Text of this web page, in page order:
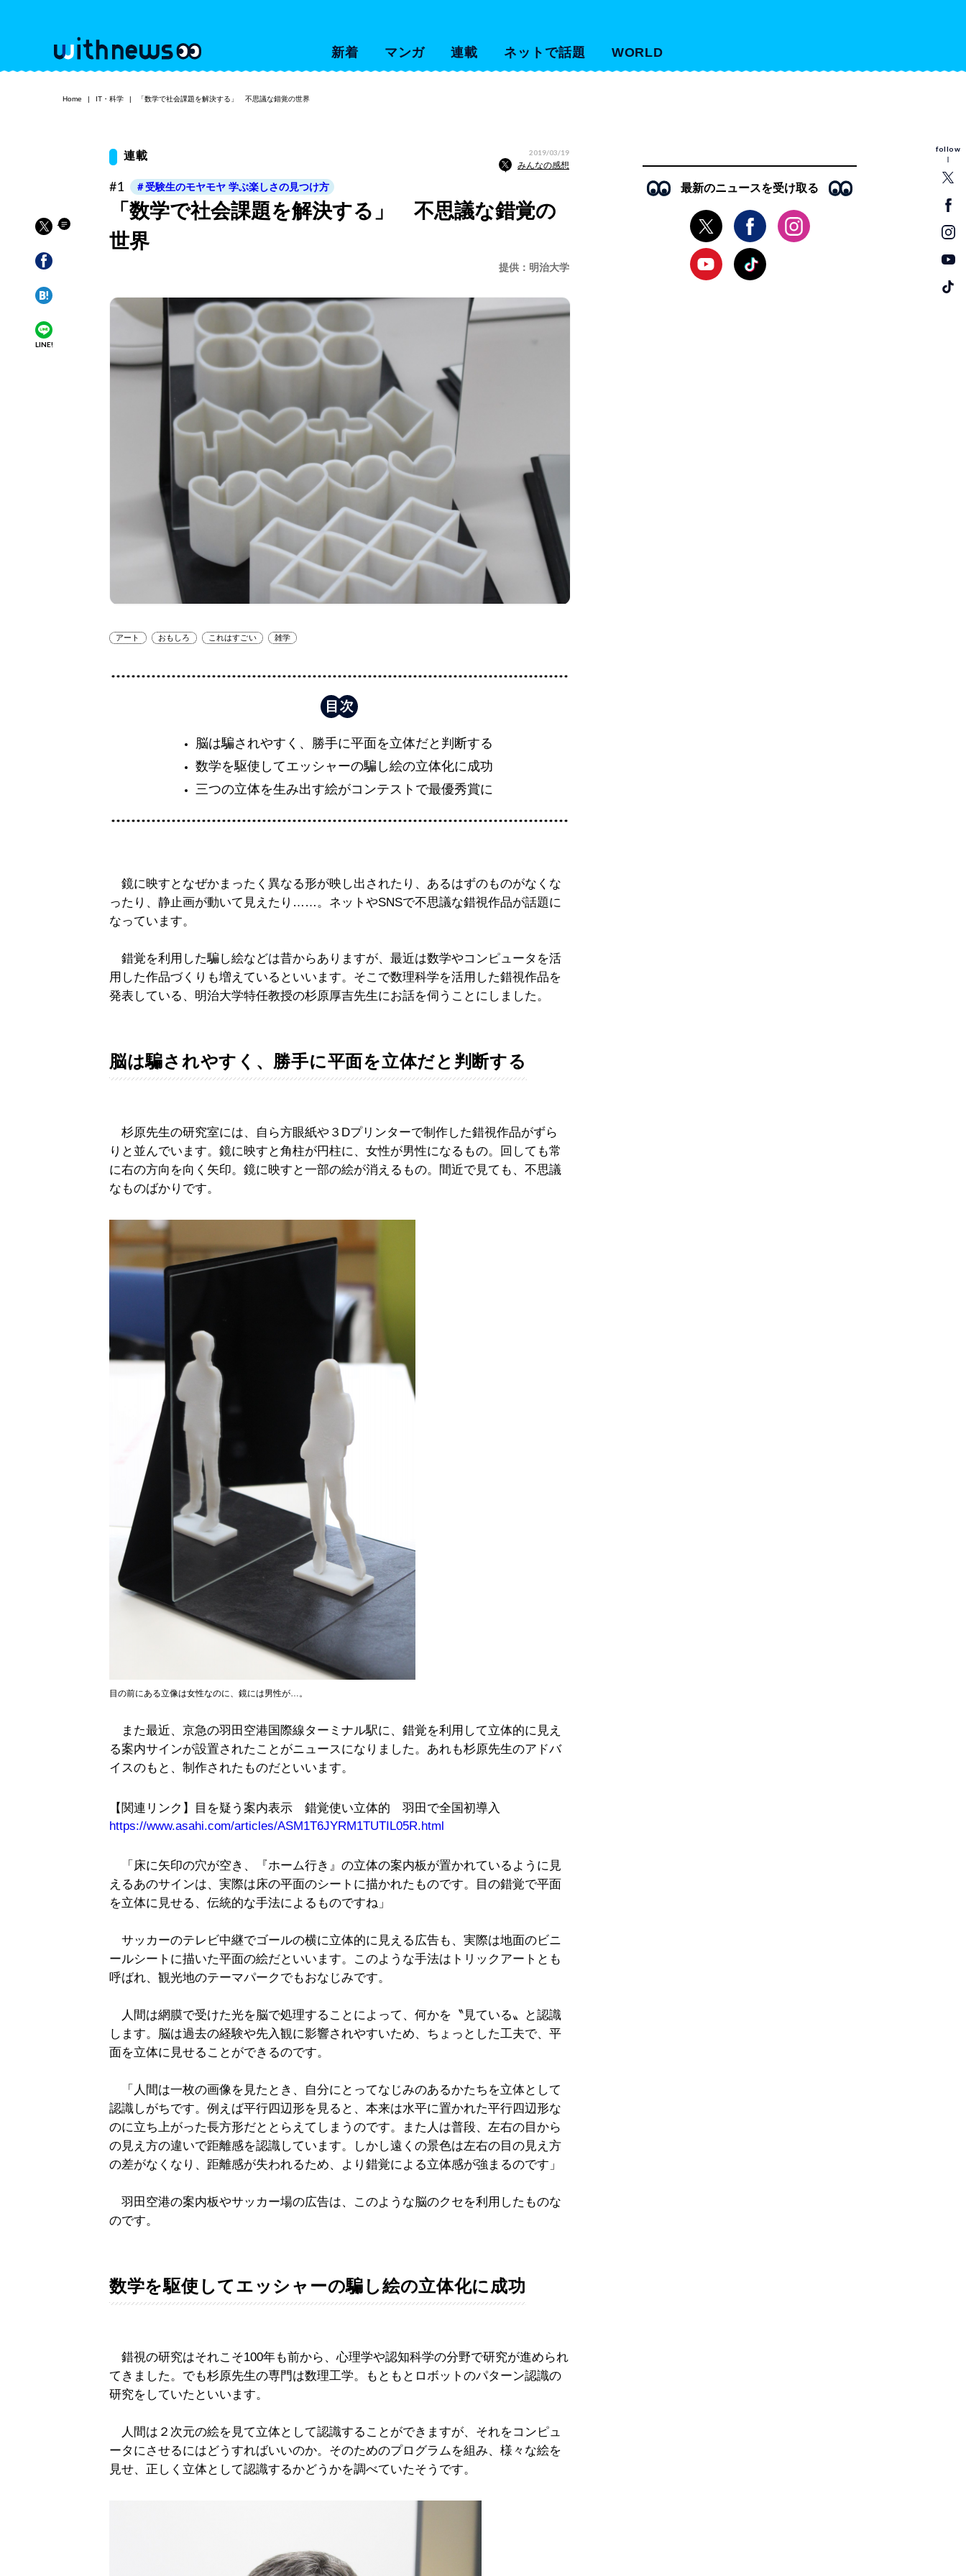
新着 マンガ 連載 ネットで話題 WORLD
follow
Home IT・科学 「数学で社会課題を解決する」 不思議な錯覚の世界
LINE!
連載 2019/03/19
みんなの感想
#1 ＃受験生のモヤモヤ 学ぶ楽しさの見つけ方
「数学で社会課題を解決する」 不思議な錯覚の
世界
提供：明治大学
アート おもしろ これはすごい 雑学
脳は騙されやすく、勝手に平面を立体だと判断する
数学を駆使してエッシャーの騙し絵の立体化に成功
三つの立体を生み出す絵がコンテストで最優秀賞に
鏡に映すとなぜかまったく異なる形が映し出されたり、あるはずのものがなくな
ったり、静止画が動いて見えたり……。ネットやSNSで不思議な錯視作品が話題に
なっています。
錯覚を利用した騙し絵などは昔からありますが、最近は数学やコンピュータを活
用した作品づくりも増えているといいます。そこで数理科学を活用した錯視作品を
発表している、明治大学特任教授の杉原厚吉先生にお話を伺うことにしました。
脳は騙されやすく、勝手に平面を立体だと判断する
杉原先生の研究室には、自ら方眼紙や３Dプリンターで制作した錯視作品がずら
りと並んでいます。鏡に映すと角柱が円柱に、女性が男性になるもの。回しても常
に右の方向を向く矢印。鏡に映すと一部の絵が消えるもの。間近で見ても、不思議
なものばかりです。
目の前にある立像は女性なのに、鏡には男性が…。
また最近、京急の羽田空港国際線ターミナル駅に、錯覚を利用して立体的に見え
る案内サインが設置されたことがニュースになりました。あれも杉原先生のアドバ
イスのもと、制作されたものだといいます。
【関連リンク】目を疑う案内表示 錯覚使い立体的 羽田で全国初導入
https://www.asahi.com/articles/ASM1T6JYRM1TUTIL05R.html
「床に矢印の穴が空き、『ホーム行き』の立体の案内板が置かれているように見
えるあのサインは、実際は床の平面のシートに描かれたものです。目の錯覚で平面
を立体に見せる、伝統的な手法によるものですね」
サッカーのテレビ中継でゴールの横に立体的に見える広告も、実際は地面のビニ
ールシートに描いた平面の絵だといいます。このような手法はトリックアートとも
呼ばれ、観光地のテーマパークでもおなじみです。
人間は網膜で受けた光を脳で処理することによって、何かを〝見ている〟と認識
します。脳は過去の経験や先入観に影響されやすいため、ちょっとした工夫で、平
面を立体に見せることができるのです。
「人間は一枚の画像を見たとき、自分にとってなじみのあるかたちを立体として
認識しがちです。例えば平行四辺形を見ると、本来は水平に置かれた平行四辺形な
のに立ち上がった長方形だととらえてしまうのです。また人は普段、左右の目から
の見え方の違いで距離感を認識しています。しかし遠くの景色は左右の目の見え方
の差がなくなり、距離感が失われるため、より錯覚による立体感が強まるのです」
羽田空港の案内板やサッカー場の広告は、このような脳のクセを利用したものな
のです。
数学を駆使してエッシャーの騙し絵の立体化に成功
錯視の研究はそれこそ100年も前から、心理学や認知科学の分野で研究が進められ
てきました。でも杉原先生の専門は数理工学。もともとロボットのパターン認識の
研究をしていたといいます。
人間は２次元の絵を見て立体として認識することができますが、それをコンピュ
ータにさせるにはどうすればいいのか。そのためのプログラムを組み、様々な絵を
見せ、正しく立体として認識するかどうかを調べていたそうです。
最新のニュースを受け取る